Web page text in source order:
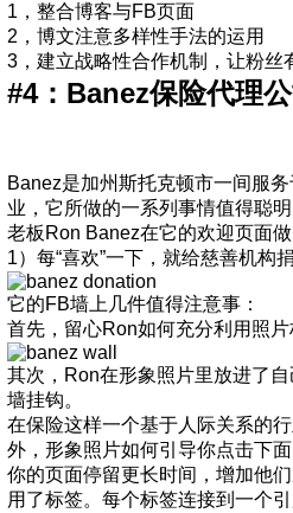
1，整合博客与FB页面
2，博文注意多样性手法的运用
3，建立战略性合作机制，让粉丝
#4：Banez保险代理公
Banez是加州斯托克顿市一间服
业，它所做的一系列事情值得聪明
老板Ron Banez在它的欢迎页面
1）每“喜欢”一下，就给慈善机构
它的FB墙上几件值得注意事：
首先，留心Ron如何充分利用照
其次，Ron在形象照片里放进了
墙挂钩。
在保险这样一个基于人际关系的
外，形象照片如何引导你点击下
你的页面停留更长时间，增加他
用了标签。每个标签连接到一个